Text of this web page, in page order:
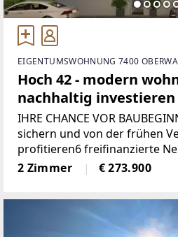
EIGENTUMSWOHNUNG 7400
Hoch 42 - modern
nachhaltig
IHRE CHANCE VOR
sichern und von der frühen
profitieren6 freifinanzierte
m² bis 68 m²Alle
2 Zimmer € 273.900